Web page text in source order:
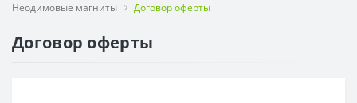
Неодимовые магниты Договор оферты
Договор оферты